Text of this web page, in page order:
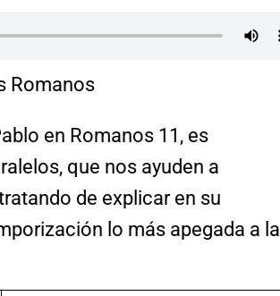
Romanos
en Romanos 11, es
que nos ayuden a
de explicar en su
lo más apegada a la